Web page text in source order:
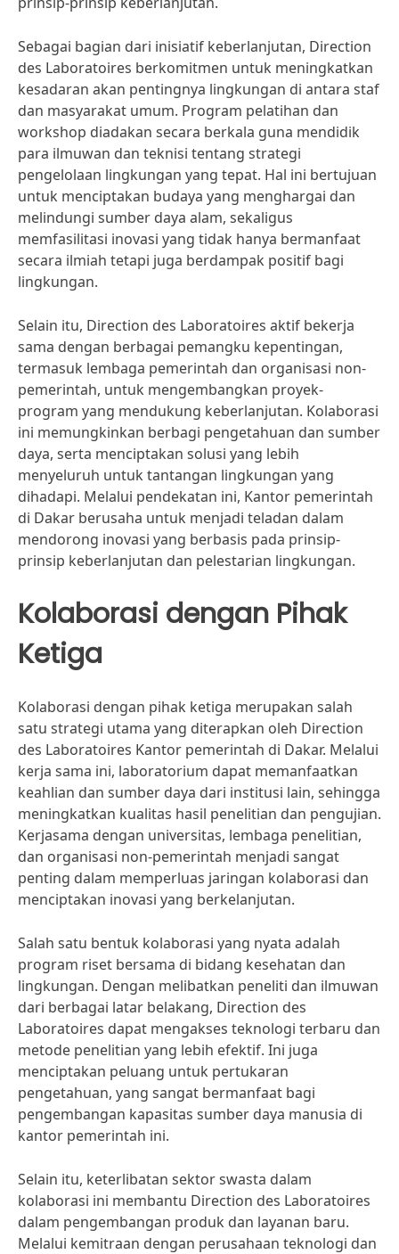
Sebagai bagian dari inisiatif keberlanjutan, Direction
des Laboratoires berkomitmen untuk meningkatkan
kesadaran akan pentingnya lingkungan di antara staf
dan masyarakat umum. Program pelatihan dan
workshop diadakan secara berkala guna mendidik
para ilmuwan dan teknisi tentang strategi
pengelolaan lingkungan yang tepat. Hal ini bertujuan
untuk menciptakan budaya yang menghargai dan
melindungi sumber daya alam, sekaligus
memfasilitasi inovasi yang tidak hanya bermanfaat
secara ilmiah tetapi juga berdampak positif bagi
lingkungan.
Selain itu, Direction des Laboratoires aktif bekerja
sama dengan berbagai pemangku kepentingan,
termasuk lembaga pemerintah dan organisasi non-
pemerintah, untuk mengembangkan proyek-
program yang mendukung keberlanjutan. Kolaborasi
ini memungkinkan berbagi pengetahuan dan sumber
daya, serta menciptakan solusi yang lebih
menyeluruh untuk tantangan lingkungan yang
dihadapi. Melalui pendekatan ini, Kantor pemerintah
di Dakar berusaha untuk menjadi teladan dalam
mendorong inovasi yang berbasis pada prinsip-
prinsip keberlanjutan dan pelestarian lingkungan.
Kolaborasi dengan Pihak
Ketiga
Kolaborasi dengan pihak ketiga merupakan salah
satu strategi utama yang diterapkan oleh Direction
des Laboratoires Kantor pemerintah di Dakar. Melalui
kerja sama ini, laboratorium dapat memanfaatkan
keahlian dan sumber daya dari institusi lain, sehingga
meningkatkan kualitas hasil penelitian dan pengujian.
Kerjasama dengan universitas, lembaga penelitian,
dan organisasi non-pemerintah menjadi sangat
penting dalam memperluas jaringan kolaborasi dan
menciptakan inovasi yang berkelanjutan.
Salah satu bentuk kolaborasi yang nyata adalah
program riset bersama di bidang kesehatan dan
lingkungan. Dengan melibatkan peneliti dan ilmuwan
dari berbagai latar belakang, Direction des
Laboratoires dapat mengakses teknologi terbaru dan
metode penelitian yang lebih efektif. Ini juga
menciptakan peluang untuk pertukaran
pengetahuan, yang sangat bermanfaat bagi
pengembangan kapasitas sumber daya manusia di
kantor pemerintah ini.
Selain itu, keterlibatan sektor swasta dalam
kolaborasi ini membantu Direction des Laboratoires
dalam pengembangan produk dan layanan baru.
Melalui kemitraan dengan perusahaan teknologi dan